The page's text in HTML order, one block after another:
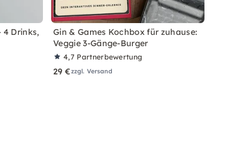
4 Drinks,
Gin & Games Kochbox für zuhause:
Veggie 3-Gänge-Burger
4,7 Partnerbewertung
29 €zzgl. Versand